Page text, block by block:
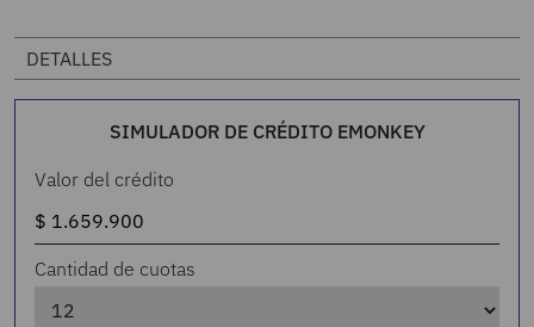
DETALLES
SIMULADOR DE CRÉDITO EMONKEY
Valor del crédito
Cantidad de cuotas